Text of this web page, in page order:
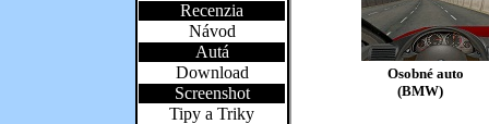
Recenzia
Návod
Autá
Download
Screenshot
Tipy a Triky